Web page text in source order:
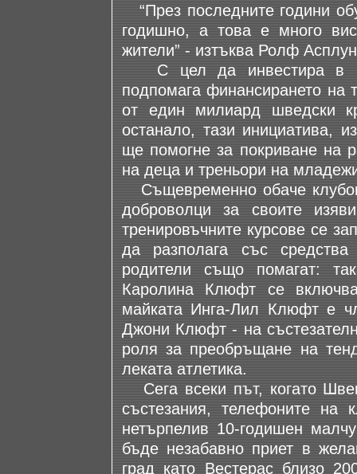
“През последните години
годишно, а това е много
жители” - изтъква Ролф
С цел да инвестира в
подпомага финансирането на
от един милиард шведски
останало, тази инициатива,
ще помогне за покриване на
на деца и треньори на
Същевременно обаче
доброволци за своите
тренировъчните курсове се
да разполага със
родители също помагат:
Каролина Клюфт се
майката Инга-Лил Клюфт е
Джони Клюфт - на
роля за преобръщане на
леката атлетика.
Сега всеки път, когато
състезания, телефоните на
нетърпелив 10-годишен
бъде незабавно приет в
град като Вестерас близо